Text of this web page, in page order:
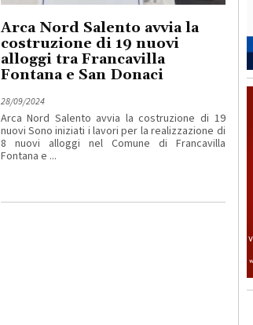
Arca Nord Salento avvia la
costruzione di 19 nuovi
alloggi tra Francavilla
Fontana e San Donaci
28/09/2024
Arca Nord Salento avvia la costruzione di 19
nuovi Sono iniziati i lavori per la realizzazione di
8 nuovi alloggi nel Comune di Francavilla
Fontana e ...